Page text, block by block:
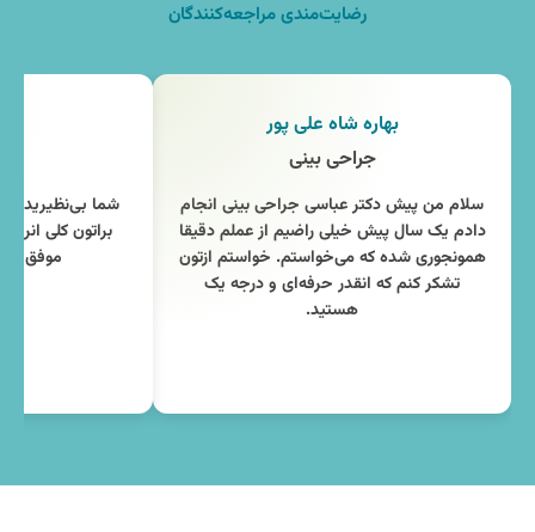
رضایت‌مندی مراجعه‌کنندگان
بهاره شاه علی پور
جراحی بینی
سلام من پیش دکتر عباسی جراحی بینی انجام
دادم یک سال پیش خیلی راضیم از عملم دقیقا
همونجوری شده که می‌خواستم. خواستم ازتون
تشکر کنم که انقدر حرفه‌ای و درجه یک
هستید.
شما بی‌نظیرید!
براتون کلی
موفق